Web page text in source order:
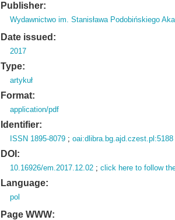
Publisher:
Wydawnictwo im. Stanisława Podobińskiego
Date issued:
2017
Type:
artykuł
Format:
application/pdf
Identifier:
ISSN 1895-8079 ;oai:dlibra.bg.ajd.czest.pl:5188
DOI:
10.16926/em.2017.12.02 ;click here to follow
Language:
pol
Page WWW: